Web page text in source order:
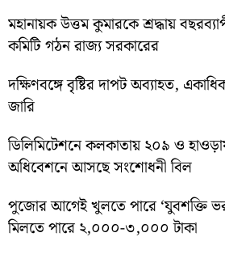
মহানায়ক উত্তম কুমারকে শ্রদ্ধায়
কমিটি গঠন রাজ্য সরকারের
দক্ষিণবঙ্গে বৃষ্টির দাপট অব্যাহত,
জারি
ডিলিমিটেশনে কলকাতায় ২০৯ ও
অধিবেশনে আসছে সংশোধনী বিল
পুজোর আগেই খুলতে পারে ‘যুবশক্তি
মিলতে পারে ২,০০০-৩,০০০ টাকা